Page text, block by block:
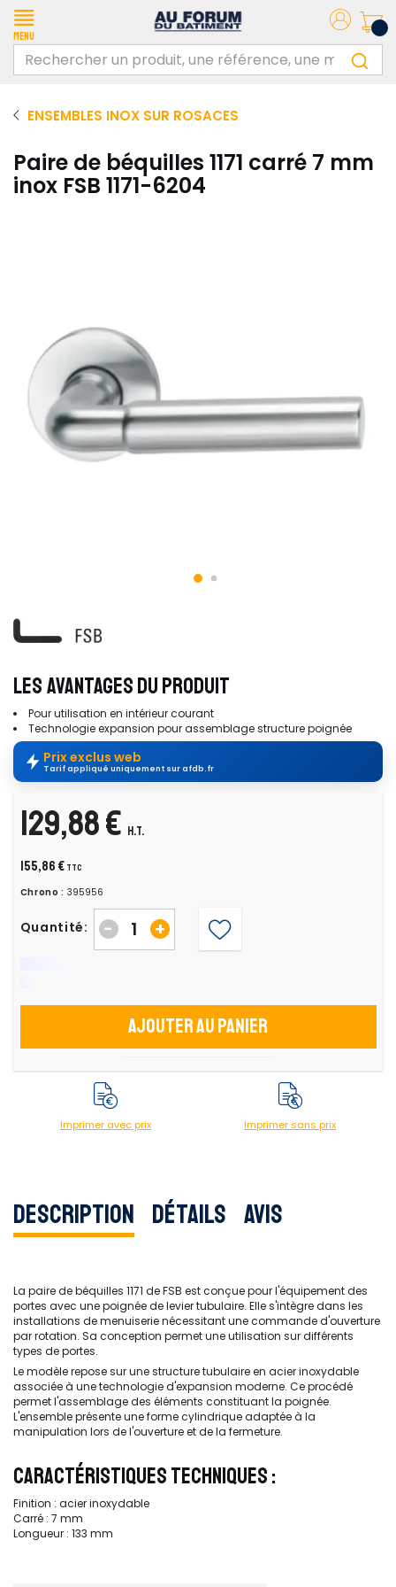
Menu
ENSEMBLES INOX SUR ROSACES
Paire de béquilles 1171 carré 7 mm
inox FSB 1171-6204
LES AVANTAGES DU PRODUIT
Pour utilisation en intérieur courant
Technologie expansion pour assemblage structure poignée
Prix exclus web
Tarif appliqué uniquement sur afdb.fr
129,88 € H.T.
155,86 € TTC
Chrono : 395956
Quantité: +
-
Ajouter au panier
Imprimer avec prix Imprimer sans prix
Description Détails Avis
La paire de béquilles 1171 de FSB est conçue pour l'équipement des
portes avec une poignée de levier tubulaire. Elle s'intègre dans les
installations de menuiserie nécessitant une commande d'ouverture
par rotation. Sa conception permet une utilisation sur différents
types de portes.
Le modèle repose sur une structure tubulaire en acier inoxydable
associée à une technologie d'expansion moderne. Ce procédé
permet l'assemblage des éléments constituant la poignée.
L'ensemble présente une forme cylindrique adaptée à la
manipulation lors de l'ouverture et de la fermeture.
CARACTÉRISTIQUES TECHNIQUES :
Finition : acier inoxydable
Carré : 7 mm
Longueur : 133 mm